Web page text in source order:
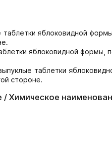
яблоковидной
яблоковидной формы,
таблетки
стороне.
Химическое